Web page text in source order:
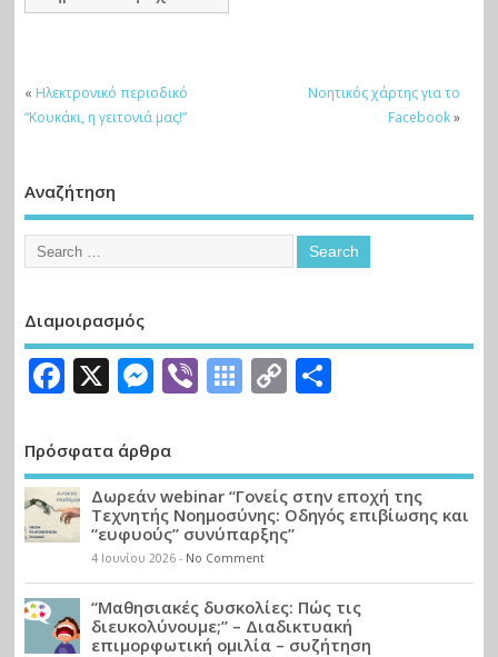
« Ηλεκτρονικό περιοδικό
“Κουκάκι, η γειτονιά μας!”
Νοητικός χάρτης για το
Facebook»
Αναζήτηση
Διαμοιρασμός
Facebook
X Messenger
ViberSymbaloo
Copy
Πρόσφατα άρθρα
Δωρεάν webinar “Γονείς στην εποχή της
Τεχνητής Νοημοσύνης: Οδηγός επιβίωσης και
“ευφυούς” συνύπαρξης”
4 Ιουνίου 2026- No Comment
“Μαθησιακές δυσκολίες: Πώς τις
διευκολύνουμε;” – Διαδικτυακή
επιμορφωτική ομιλία – συζήτηση